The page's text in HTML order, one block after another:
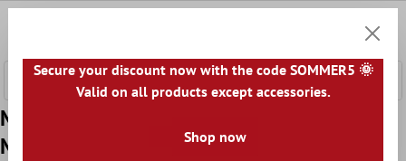
Cesta
Muestra Azulejos De Mosaico Cristal
Mármol Quebeck Marrón Mezcla
Secure your discount now with the code SOMMER5 🌞
Valid on all products except accessories.
Shop now